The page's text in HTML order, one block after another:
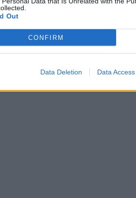
Out
CONFIRM
Data Deletion Data Access